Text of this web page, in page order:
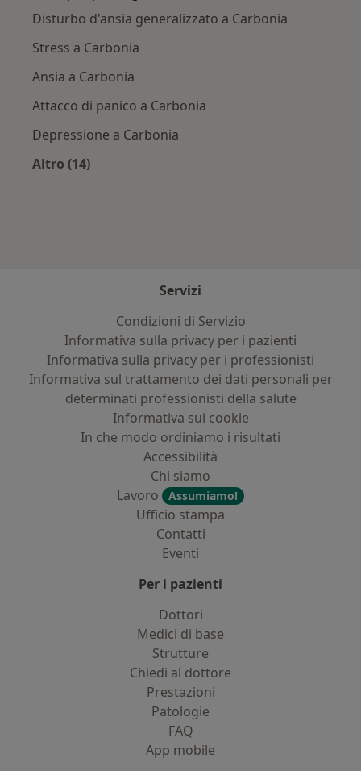
Disturbo d'ansia generalizzato a Carbonia
Stress a Carbonia
Ansia a Carbonia
Attacco di panico a Carbonia
Depressione a Carbonia
Altro (14)
Servizi
Condizioni di Servizio
Informativa sulla privacy per i pazienti
Informativa sulla privacy per i professionisti
Informativa sul trattamento dei dati personali per
determinati professionisti della salute
Informativa sui cookie
In che modo ordiniamo i risultati
Accessibilità
Chi siamo
Lavoro
Assumiamo!
Ufficio stampa
Contatti
Eventi
Per i pazienti
Dottori
Medici di base
Strutture
Chiedi al dottore
Prestazioni
Patologie
FAQ
App mobile